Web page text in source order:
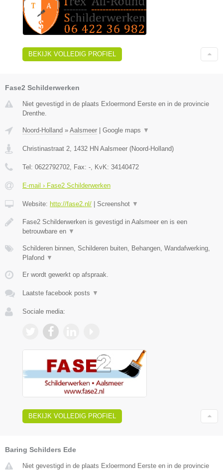
BEKIJK VOLLEDIG PROFIEL
Fase2 Schilderwerken
Niet gevestigd in de plaats Exloermond Eerste en in de provincie
Drenthe.
Noord-Holland » Aalsmeer Google maps ▼
Christinastraat 2 1432 HN Aalsmeer (Noord-Holland)
Tel: 0622792702 , Fax: - , KvK: 34140472
E-mail › Fase2 Schilderwerken
Website: http://fase2.nl/ Screenshot ▼
Fase2 Schilderwerken is gevestigd in Aalsmeer en is een
betrouwbare en ▼
Schilderen binnen, Schilderen buiten, Behangen, Wandafwerking,
Plafond ▼
Er wordt gewerkt op afspraak.
Laatste facebook posts ▼
Sociale media:
BEKIJK VOLLEDIG PROFIEL
Baring Schilders Ede
Niet gevestigd in de plaats Exloermond Eerste en in de provincie